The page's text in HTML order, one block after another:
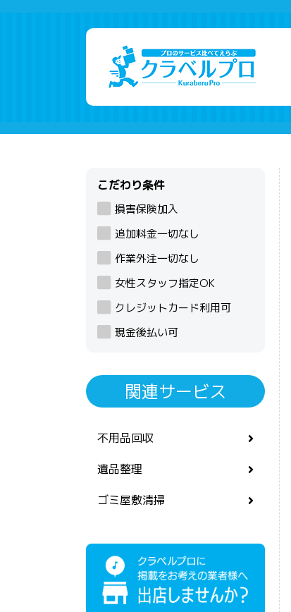
こだわり条件
損害保険加入
追加料金一切なし
作業外注一切なし
女性スタッフ指定OK
クレジットカード利用可
現金後払い可
関連サービス
不用品回収
遺品整理
ゴミ屋敷清掃